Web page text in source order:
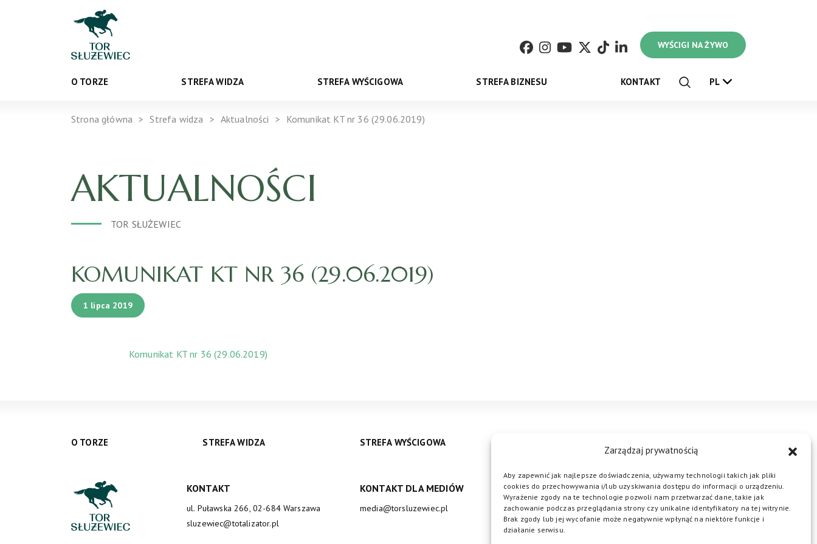
Zarządzaj prywatnością
Aby zapewnić jak najlepsze doświadczenia, używamy technologii takich jak pliki
cookies do przechowywania i/lub uzyskiwania dostępu do informacji o urządzeniu.
Wyrażenie zgody na te technologie pozwoli nam przetwarzać dane, takie jak
zachowanie podczas przeglądania strony czy unikalne identyfikatory na tej witrynie.
Brak zgody lub jej wycofanie może negatywnie wpłynąć na niektóre funkcje i
działanie serwisu.
WYŚCIGI NA ŻYWO
O TORZE STREFA WIDZA STREFA WYŚCIGOWA STREFA BIZNESU KONTAKT PL
Strona główna Strefa widza Aktualności Komunikat KT nr 36 (29.06.2019)
AKTUALNOŚCI
TOR SŁUŻEWIEC
KOMUNIKAT KT NR 36 (29.06.2019)
1 lipca 2019
Komunikat KT nr 36 (29.06.2019)
O TORZE STREFA WIDZA STREFA WYŚCIGOWA
KONTAKT
ul. Puławska 266, 02-684 Warszawa
sluzewiec@totalizator.pl
KONTAKT DLA MEDIÓW
media@torsluzewiec.pl
DOŁĄCZ DO NAS